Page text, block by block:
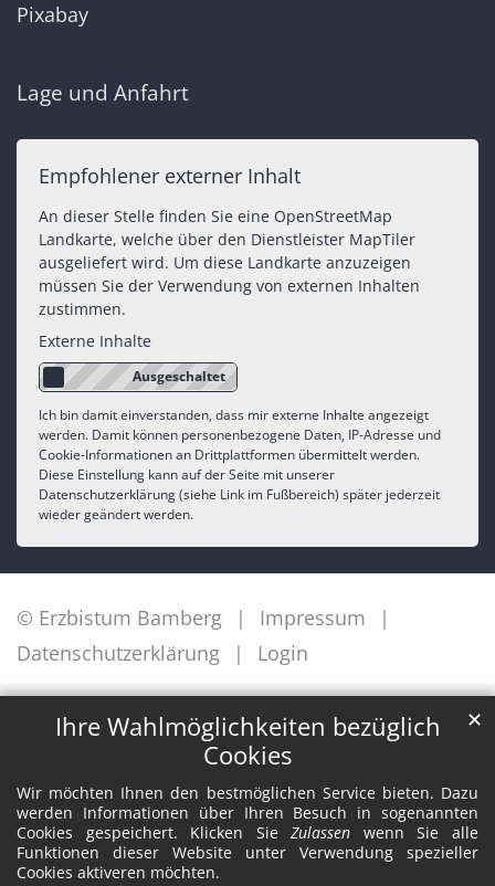
Ihre Wahlmöglichkeiten bezüglich
Cookies
Wir möchten Ihnen den bestmöglichen Service bieten. Dazu
werden Informationen über Ihren Besuch in sogenannten
Cookies gespeichert. Klicken SieZulassen wenn Sie alle
Funktionen dieser Website unter Verwendung spezieller
Cookies aktiveren möchten.
✕
Pixabay
Lage und Anfahrt
Empfohlener externer Inhalt
An dieser Stelle finden Sie eine OpenStreetMap
Landkarte, welche über den Dienstleister MapTiler
ausgeliefert wird. Um diese Landkarte anzuzeigen
müssen Sie der Verwendung von externen Inhalten
zustimmen.
Externe Inhalte
Ich bin damit einverstanden, dass mir externe Inhalte angezeigt
werden. Damit können personenbezogene Daten, IP-Adresse und
Cookie-Informationen an Drittplattformen übermittelt werden.
Diese Einstellung kann auf der Seite mit unserer
Datenschutzerklärung (siehe Link im Fußbereich) später jederzeit
wieder geändert werden.
© Erzbistum Bamberg
Impressum
Datenschutzerklärung
Login